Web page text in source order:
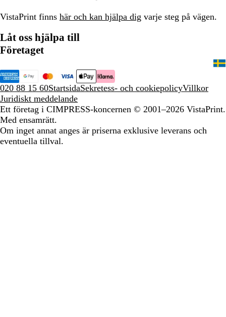
VistaPrint finns här och kan hjälpa dig varje steg på vägen.
Låt oss hjälpa till
Företaget
020 88 15 60StartsidaSekretess- och cookiepolicyVillkor
Juridiskt meddelande
Ett företag i CIMPRESS-koncernen © 2001–2026 VistaPrint.
Med ensamrätt.
Om inget annat anges är priserna exklusive leverans och
eventuella tillval.